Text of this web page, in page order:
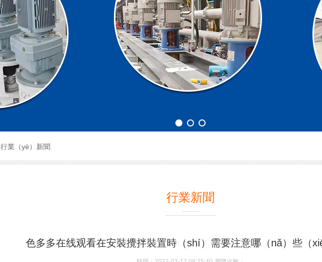
行業（yè）新聞
行業新聞
色多多在线观看在安裝攪拌裝置時（shí）需要注意哪（nǎ）些（